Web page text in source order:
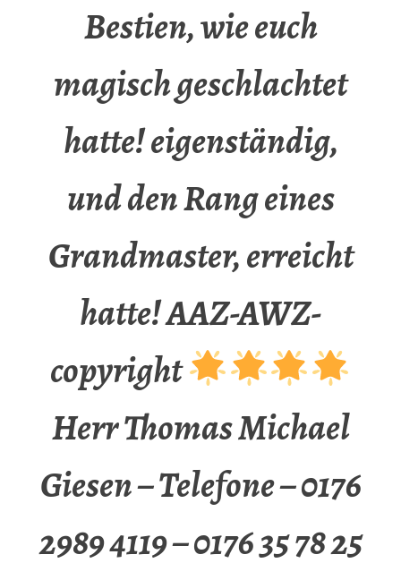
Bestien, wie euch
magisch geschlachtet
hatte! eigenständig,
und den Rang eines
Grandmaster, erreicht
hatte! AAZ-AWZ-
copyright
Herr Thomas Michael
Giesen – Telefone – 0176
2989 4119 – 0176 35 78 25